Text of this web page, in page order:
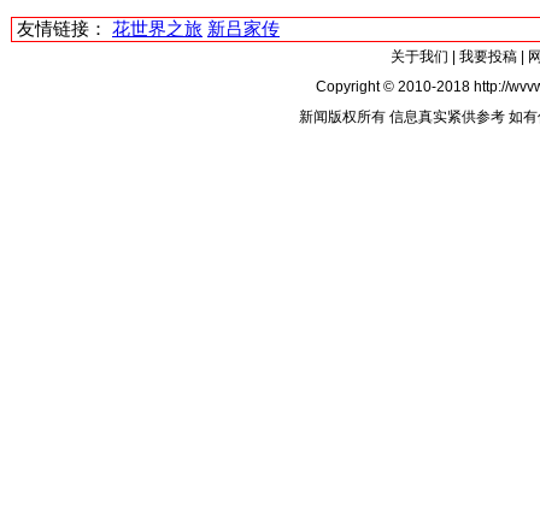
友情链接： 花世界之旅 新吕家传
关于我们 我要投稿|
Copyright © 2010-2018 http://
新闻版权所有 信息真实紧供参考 如